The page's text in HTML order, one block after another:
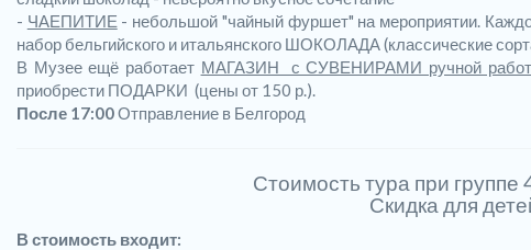
- ЧАЕПИТИЕ - небольшой "чайный фуршет" на мероприятии.
набор бельгийского и итальянского ШОКОЛАДА (классические
В Музее ещё работает МАГАЗИН с СУВЕНИРАМИ ручной
приобрести ПОДАРКИ (цены от 150 р.).
После 17:00Отправление в Белгород
Стоимость тура при группе
Скидка для
В стоимость входит: